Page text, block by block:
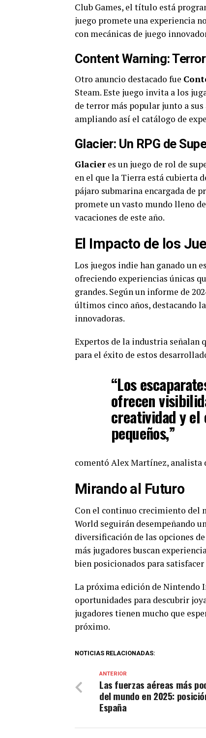
Club Games, el título está
juego promete una experiencia
con mecánicas de juego
Content Warning:
Otro anuncio destacado fue
Steam. Este juego invita a los
de terror más popular junto a
ampliando así el catálogo de
Glacier: Un RPG de
Glacieres un juego de rol de
en el que la Tierra está cubierta
pájaro submarina encargada de
promete un vasto mundo lleno
vacaciones de este año.
El Impacto de los
Los juegos indie han ganado un
ofreciendo experiencias únicas
grandes. Según un informe de
últimos cinco años, destacando
innovadoras.
Expertos de la industria señalan
para el éxito de estos
“Los
ofrecen
creatividad y el
pequeños,”
comentó Alex Martínez,
Mirando al Futuro
Con el continuo crecimiento del
World seguirán desempeñando
diversificación de las opciones
más jugadores buscan
bien posicionados para satisfacer
La próxima edición de Nintendo
oportunidades para descubrir
jugadores tienen mucho que
próximo.
NOTICIAS RELACIONADAS:
ANTERIOR
Las fuerzas aéreas más
del mundo en 2025:
España